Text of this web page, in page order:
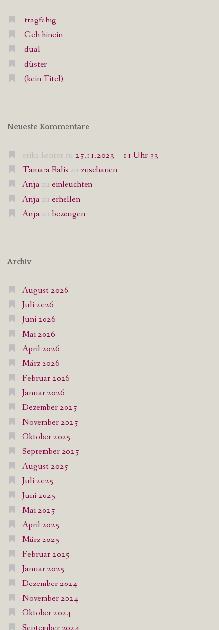
tragfähig
Geh hinein
dual
düster
(kein Titel)
Neueste Kommentare
erika kenter zu 25.11.2023 – 11 Uhr 33
Tamara Ralis zu zuschauen
Anja zu einleuchten
Anja zu erhellen
Anja zu bezeugen
Archiv
August 2026
Juli 2026
Juni 2026
Mai 2026
April 2026
März 2026
Februar 2026
Januar 2026
Dezember 2025
November 2025
Oktober 2025
September 2025
August 2025
Juli 2025
Juni 2025
Mai 2025
April 2025
März 2025
Februar 2025
Januar 2025
Dezember 2024
November 2024
Oktober 2024
September 2024